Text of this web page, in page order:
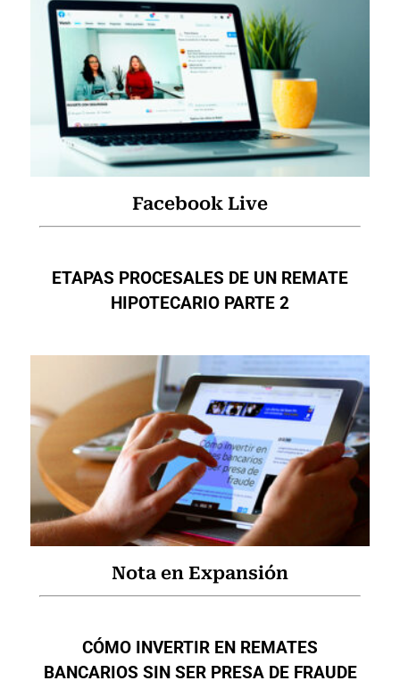
Facebook Live
ETAPAS PROCESALES DE UN REMATE
HIPOTECARIO PARTE 2
Nota en Expansión
CÓMO INVERTIR EN REMATES
BANCARIOS SIN SER PRESA DE FRAUDE